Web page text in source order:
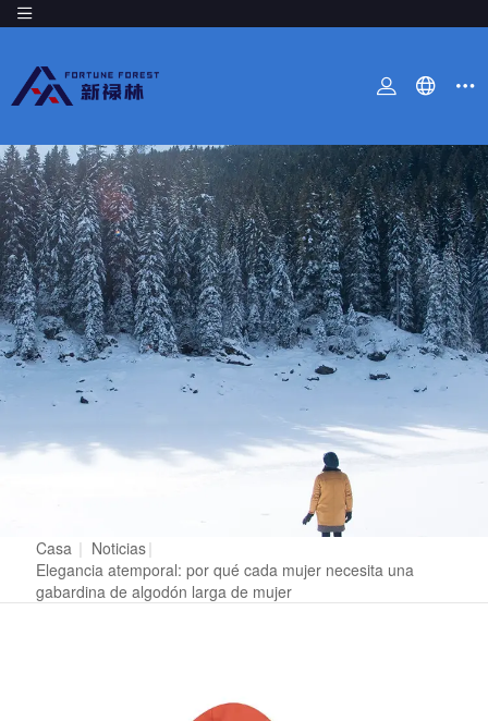
Casa | Noticias|
Elegancia atemporal: por qué cada mujer necesita una
gabardina de algodón larga de mujer